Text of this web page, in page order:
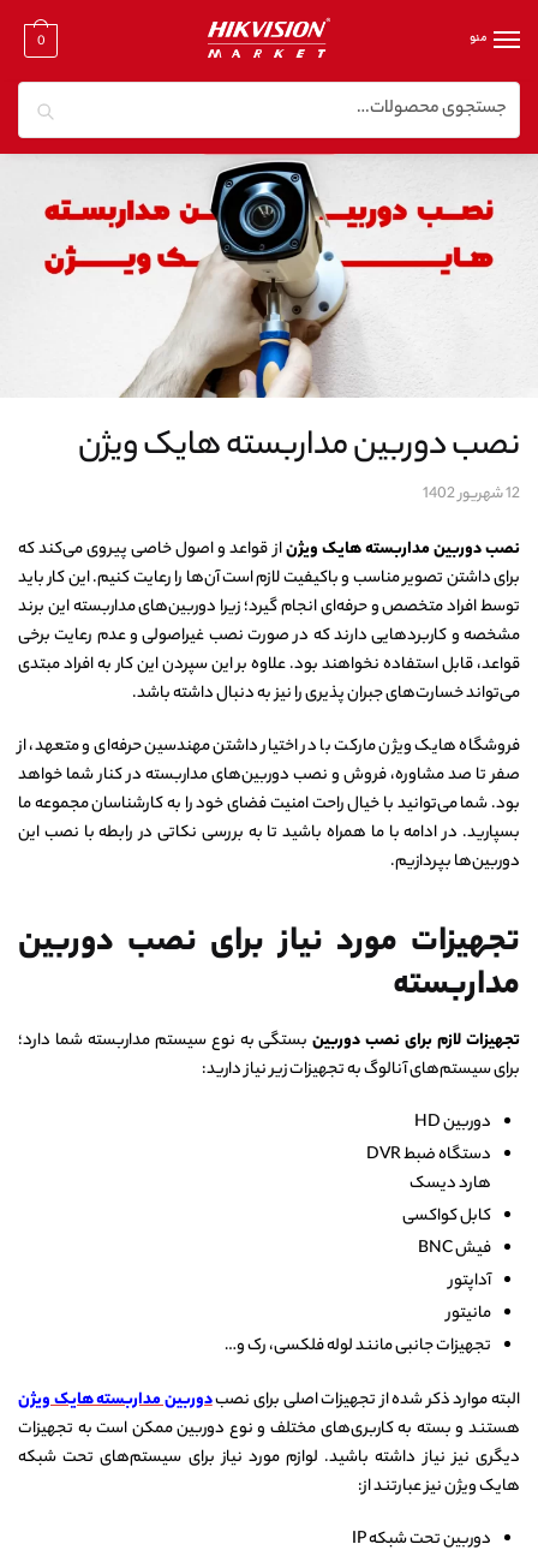
منو 0
نصب دوربین مداربسته هایک ویژن
12 شهریور 1402
نصب دوربین مداربسته هایک ویژناز قواعد و اصول خاصی پیروی می‌کند که
برای داشتن تصویر مناسب و باکیفیت لازم است آن‌ها را رعایت کنیم. این کار باید
توسط افراد متخصص و حرفه‌ای انجام گیرد؛ زیرا دوربین‌های مداربسته این برند
مشخصه و کاربردهایی دارند که در صورت نصب غیراصولی و عدم رعایت برخی
قواعد، قابل استفاده نخواهند بود. علاوه بر این سپردن این کار به افراد مبتدی
می‌تواند خسارت‌های جبران پذیری را نیز به دنبال داشته باشد.
فروشگاه هایک ویژن مارکت با در اختیار داشتن مهندسین حرفه‌ای و متعهد، از
صفر تا صد مشاوره، فروش و نصب دوربین‌های مداربسته در کنار شما خواهد
بود. شما می‌توانید با خیال راحت امنیت فضای خود را به کارشناسان مجموعه ما
بسپارید. در ادامه با ما همراه باشید تا به بررسی نکاتی در رابطه با نصب این
دوربین‌ها بپردازیم.
تجهیزات مورد نیاز برای نصب دوربین
مداربسته
تجهیزات لازم برای نصب دوربینبستگی به نوع سیستم مداربسته شما دارد؛
برای سیستم‌های آنالوگ به تجهیزات زیر نیاز دارید:
دوربین HD
دستگاه ضبط DVR
هارد دیسک
کابل کواکسی
فیش BNC
آداپتور
مانیتور
تجهیزات جانبی مانند لوله فلکسی، رک و…
البته موارد ذکر شده از تجهیزات اصلی برای نصبدوربین مداربسته هایک ویژن
هستند و بسته به کاربری‌های مختلف و نوع دوربین ممکن است به تجهیزات
دیگری نیز نیاز داشته باشید. لوازم مورد نیاز برای سیستم‌های تحت شبکه
هایک ویژن نیز عبارتند از:
دوربین تحت شبکه IP